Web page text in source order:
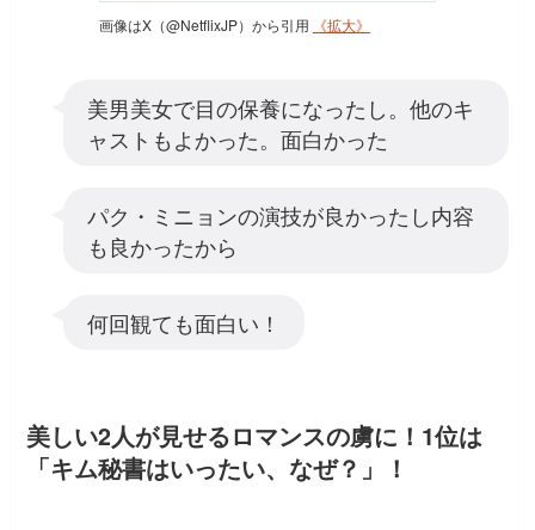
画像はX（@NetflixJP）から引用 《拡大》
美男美女で目の保養になったし。他のキ
ャストもよかった。面白かった
パク・ミニョンの演技が良かったし内容
も良かったから
何回観ても面白い！
美しい2人が見せるロマンスの虜に！1位は
「キム秘書はいったい、なぜ？」！